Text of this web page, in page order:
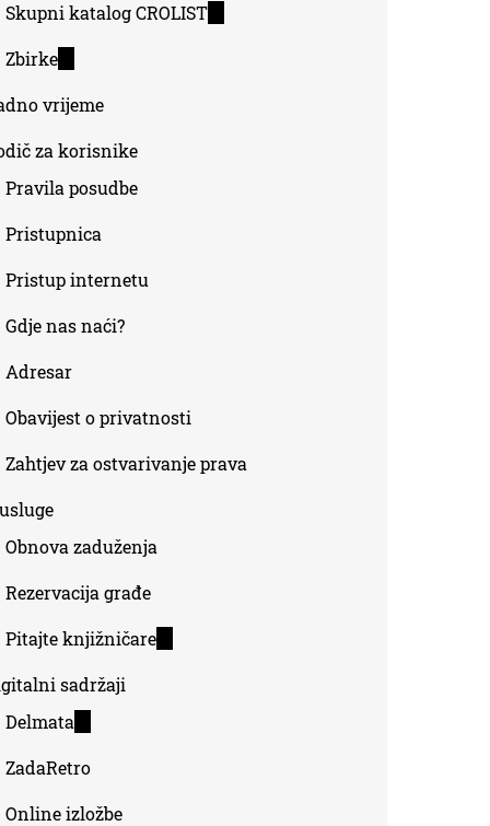
Skupni katalog CROLIST(link
Zbirke(link
external)
vrijeme
za korisnike
Pravila posudbe
Pristupnica
Pristup internetu
Gdje nas naći?
Adresar
Obavijest o privatnosti
Zahtjev za ostvarivanje prava
Obnova zaduženja
Rezervacija građe
Pitajte knjižničare(link
sadržaji
Delmata
external)
ZadaRetro
Online izložbe